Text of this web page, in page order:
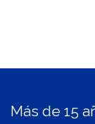
Más de 15